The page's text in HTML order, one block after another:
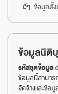
ข้อมูลตั้
ข้อมูลนิติ
รหัสชุดข้อมูล
ข้อมูลนี้สามาร
จัดจ้างและข้อ